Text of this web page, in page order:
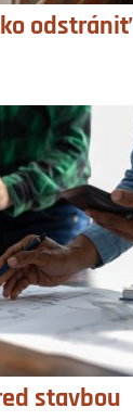
odstrániť
stavbou